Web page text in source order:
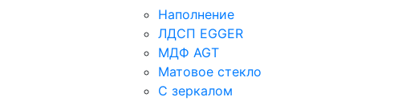
Наполнение
ЛДСП EGGER
МДФ AGT
Матовое стекло
С зеркалом